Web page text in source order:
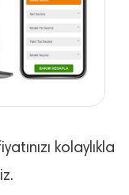
kolaylıkla